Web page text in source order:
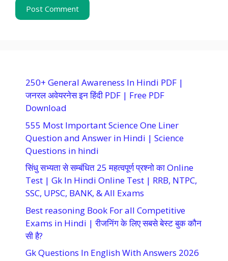
250+ General Awareness In Hindi PDF |
जनरल अवेयरनेस इन हिंदी PDF | Free PDF
Download
555 Most Important Science One Liner
Question and Answer in Hindi | Science
Questions in hindi
सिंधु सभ्यता से सम्बंधित 25 महत्वपूर्ण प्रश्नो का Online
Test | Gk In Hindi Online Test | RRB, NTPC,
SSC, UPSC, BANK, & All Exams
Best reasoning Book For all Competitive
Exams in Hindi | रीजनिंग के लिए सबसे बेस्ट बुक कौन
सी है?
Gk Questions In English With Answers 2026